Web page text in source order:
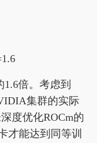
倍。考虑到
集群的实际
度优化ROCm的
才能达到同等训